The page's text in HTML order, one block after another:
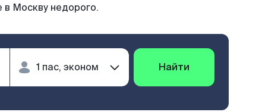
в Москву недорого.
Найти